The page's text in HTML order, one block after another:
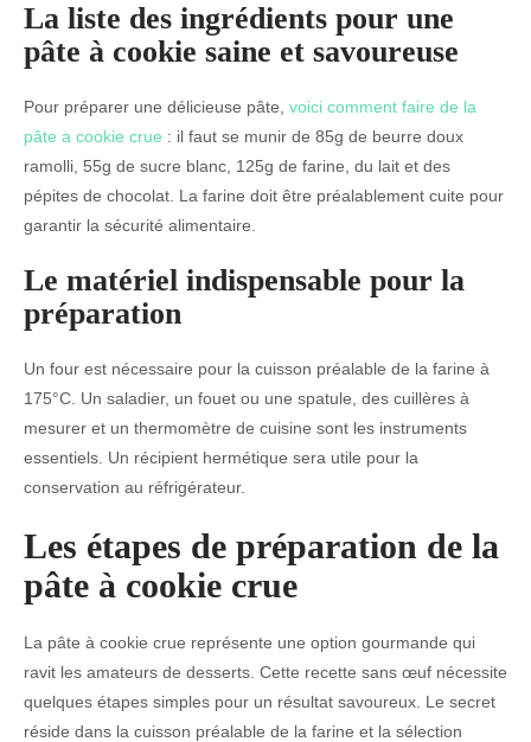
La liste des ingrédients pour une
pâte à cookie saine et savoureuse
Pour préparer une délicieuse pâte, voici comment faire de la
pâte a cookie crue : il faut se munir de 85g de beurre doux
ramolli, 55g de sucre blanc, 125g de farine, du lait et des
pépites de chocolat. La farine doit être préalablement cuite pour
garantir la sécurité alimentaire.
Le matériel indispensable pour la
préparation
Un four est nécessaire pour la cuisson préalable de la farine à
175°C. Un saladier, un fouet ou une spatule, des cuillères à
mesurer et un thermomètre de cuisine sont les instruments
essentiels. Un récipient hermétique sera utile pour la
conservation au réfrigérateur.
Les étapes de préparation de la
pâte à cookie crue
La pâte à cookie crue représente une option gourmande qui
ravit les amateurs de desserts. Cette recette sans œuf nécessite
quelques étapes simples pour un résultat savoureux. Le secret
réside dans la cuisson préalable de la farine et la sélection